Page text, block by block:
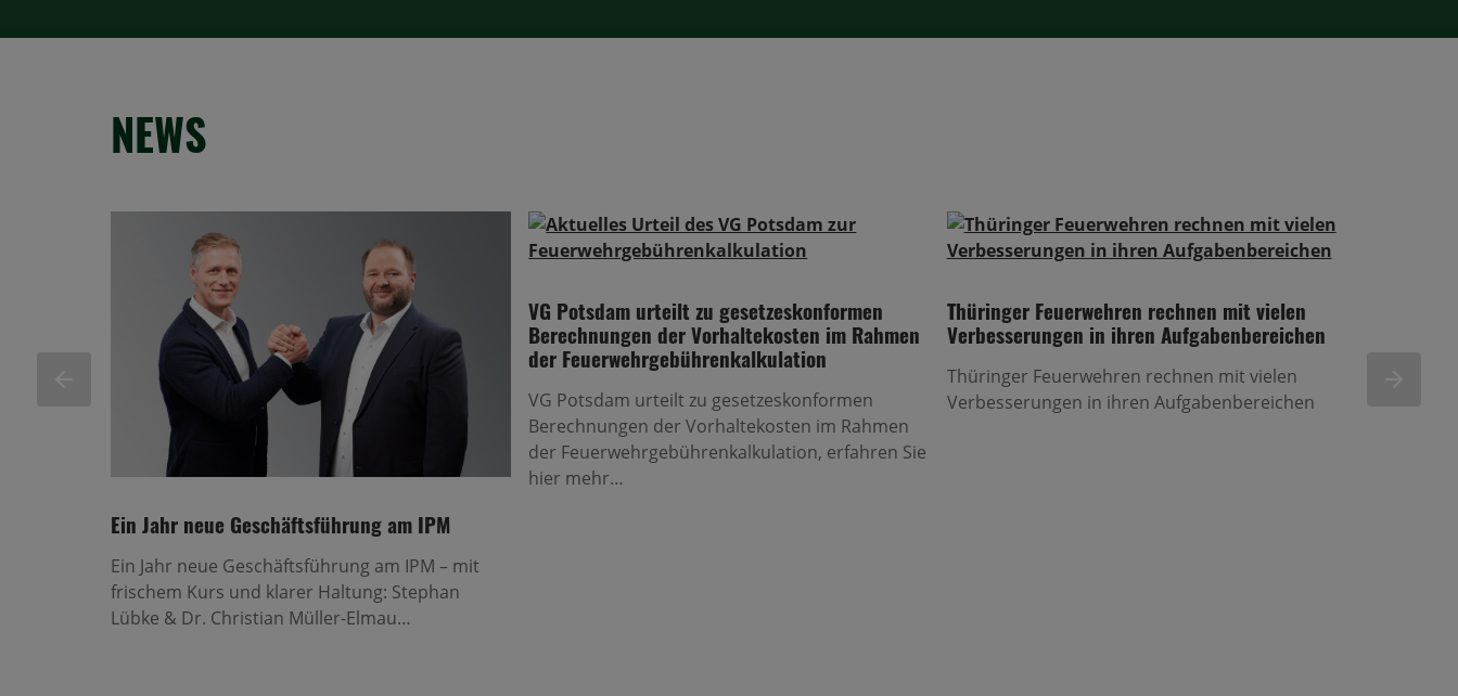
NEWS
Ein Jahr neue Geschäftsführung am IPM
Ein Jahr neue Geschäftsführung am IPM – mit
frischem Kurs und klarer Haltung: Stephan
Lübke & Dr. Christian Müller-Elmau…
VG Potsdam urteilt zu gesetzeskonformen
Berechnungen der Vorhaltekosten im Rahmen
der Feuerwehrgebührenkalkulation
VG Potsdam urteilt zu gesetzeskonformen
Berechnungen der Vorhaltekosten im Rahmen
der Feuerwehrgebührenkalkulation, erfahren Sie
hier mehr…
Thüringer Feuerwehren rechnen mit vielen
Verbesserungen in ihren Aufgabenbereichen
Thüringer Feuerwehren rechnen mit vielen
Verbesserungen in ihren Aufgabenbereichen